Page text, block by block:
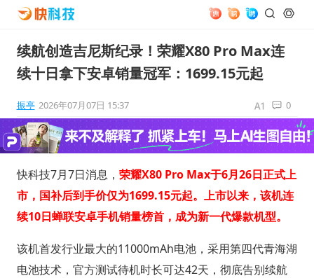
续航创造吉尼斯纪录！荣耀X80 Pro Max连
续十日拿下安卓销量冠军：1699.15元起
振亭 2026年07月07日 15:37 0
快科技7月7日消息， 荣耀X80 Pro Max于6月26日正式上
市，国补后到手价仅为1699.15元起。上市以来，该机连
续10日蝉联安卓手机销量榜首，成为新一代爆款机型。
该机首发行业最大的11000mAh电池，采用第四代青海湖
电池技术，官方测试待机时长可达42天，彻底告别续航